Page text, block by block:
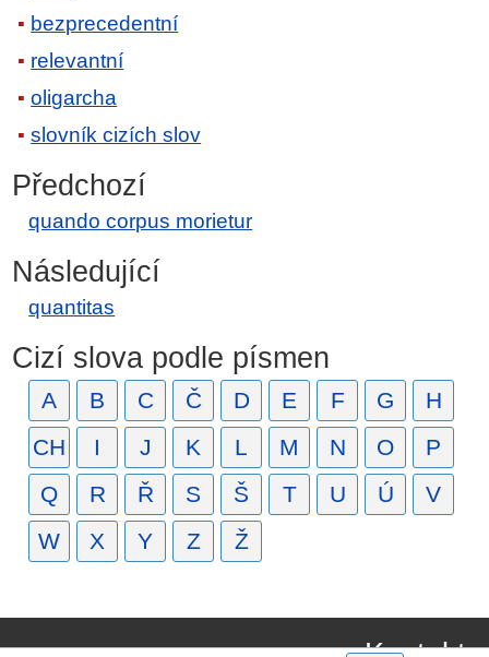
bezprecedentní
relevantní
oligarcha
slovník cizích slov
Předchozí
quando corpus morietur
Následující
quantitas
Cizí slova podle písmen
A B C Č D E F G
H
CH
I J K L M N O
P
Q
R Ř S Š T U Ú
V
W
X Y Z Ž